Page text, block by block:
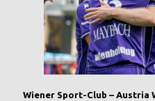
Wiener Sport-Club – Austria